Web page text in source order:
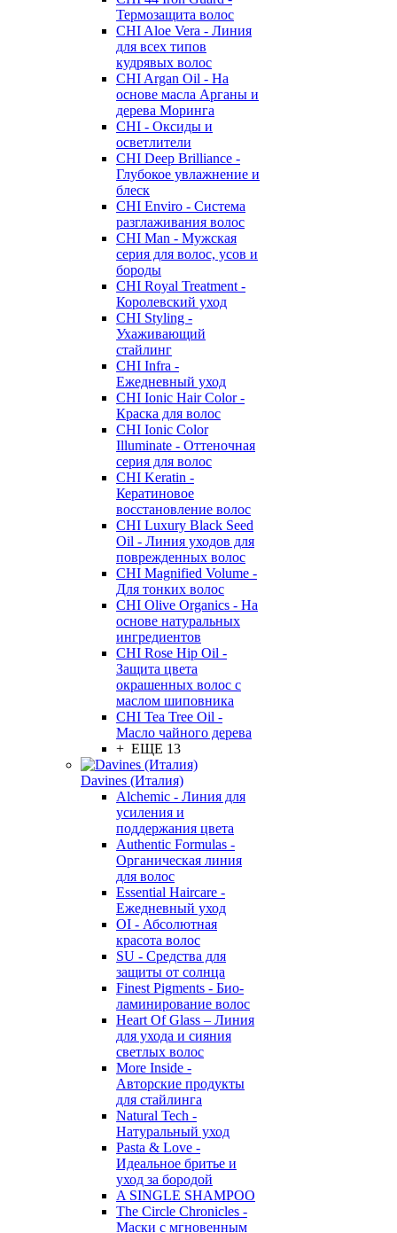
Термозащита волос
CHI Aloe Vera - Линия
для всех типов
кудрявых волос
CHI Argan Oil - На
основе масла Арганы и
дерева Моринга
CHI - Оксиды и
осветлители
CHI Deep Brilliance -
Глубокое увлажнение и
блеск
CHI Enviro - Система
разглаживания волос
CHI Man - Мужская
серия для волос, усов и
бороды
CHI Royal Treatment -
Королевский уход
CHI Styling -
Ухаживающий
стайлинг
CHI Infra -
Ежедневный уход
CHI Ionic Hair Color -
Краска для волос
CHI Ionic Color
Illuminate - Оттеночная
серия для волос
CHI Keratin -
Кератиновое
восстановление волос
CHI Luxury Black Seed
Oil - Линия уходов для
поврежденных волос
CHI Magnified Volume -
Для тонких волос
CHI Olive Organics - На
основе натуральных
ингредиентов
CHI Rose Hip Oil -
Защита цвета
окрашенных волос с
маслом шиповника
CHI Tea Tree Oil -
Масло чайного дерева
+ ЕЩЕ 13
Davines (Италия)
Alchemic - Линия для
усиления и
поддержания цвета
Authentic Formulas -
Органическая линия
для волос
Essential Haircare -
Eжедневный уход
OI - Абсолютная
красота волос
SU - Средства для
защиты от солнца
Finest Pigments - Био-
ламинирование волос
Heart Of Glass – Линия
для ухода и сияния
светлых волос
More Inside -
Авторские продукты
для стайлинга
Natural Tech -
Натуральный уход
Pasta & Love -
Идеальное бритье и
уход за бородой
A SINGLE SHAMPOO
The Circle Chronicles -
Маски с мгновенным